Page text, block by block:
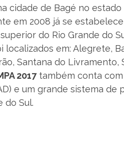
cidade de Bagé no estado
em 2008 já se
do Rio Grande do
localizados em: Alegrete,
Santana do Livramento,
2017também conta com
e um grande sistema de
do Sul.